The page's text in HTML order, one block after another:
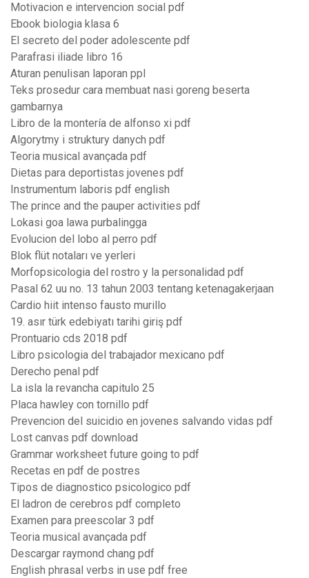
Motivacion e intervencion social pdf
Ebook biologia klasa 6
El secreto del poder adolescente pdf
Parafrasi iliade libro 16
Aturan penulisan laporan ppl
Teks prosedur cara membuat nasi goreng beserta
gambarnya
Libro de la montería de alfonso xi pdf
Algorytmy i struktury danych pdf
Teoria musical avançada pdf
Dietas para deportistas jovenes pdf
Instrumentum laboris pdf english
The prince and the pauper activities pdf
Lokasi goa lawa purbalingga
Evolucion del lobo al perro pdf
Blok flüt notaları ve yerleri
Morfopsicologia del rostro y la personalidad pdf
Pasal 62 uu no. 13 tahun 2003 tentang ketenagakerjaan
Cardio hiit intenso fausto murillo
19. asır türk edebiyatı tarihi giriş pdf
Prontuario cds 2018 pdf
Libro psicologia del trabajador mexicano pdf
Derecho penal pdf
La isla la revancha capitulo 25
Placa hawley con tornillo pdf
Prevencion del suicidio en jovenes salvando vidas pdf
Lost canvas pdf download
Grammar worksheet future going to pdf
Recetas en pdf de postres
Tipos de diagnostico psicologico pdf
El ladron de cerebros pdf completo
Examen para preescolar 3 pdf
Teoria musical avançada pdf
Descargar raymond chang pdf
English phrasal verbs in use pdf free